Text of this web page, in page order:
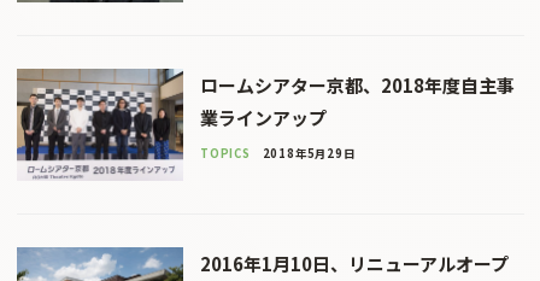
ロームシアター京都、2018年度自主事
業ラインアップ
TOPICS 2018年5月29日
2016年1月10日、リニューアルオープ